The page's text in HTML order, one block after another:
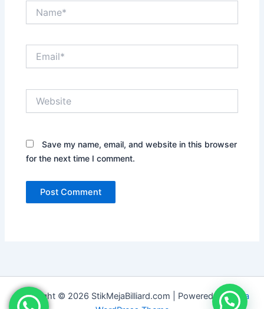
Save my name, email, and website in this browser
for the next time I comment.
Copyright © 2026 StikMejaBilliard.com | Powered byAstra